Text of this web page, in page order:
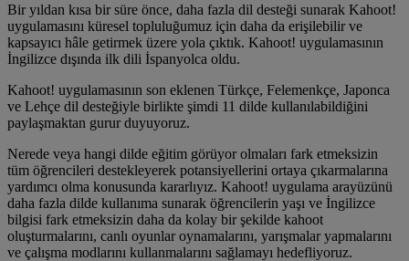
Bir yıldan kısa bir süre önce, daha fazla dil desteği sunarak Kahoot!
uygulamasını küresel topluluğumuz için daha da erişilebilir ve
kapsayıcı hâle getirmek üzere yola çıktık. Kahoot! uygulamasının
İngilizce dışında ilk dili İspanyolca oldu.
Kahoot! uygulamasının son eklenen Türkçe, Felemenkçe, Japonca
ve Lehçe dil desteğiyle birlikte şimdi 11 dilde kullanılabildiğini
paylaşmaktan gurur duyuyoruz.
Nerede veya hangi dilde eğitim görüyor olmaları fark etmeksizin
tüm öğrencileri destekleyerek potansiyellerini ortaya çıkarmalarına
yardımcı olma konusunda kararlıyız. Kahoot! uygulama arayüzünü
daha fazla dilde kullanıma sunarak öğrencilerin yaşı ve İngilizce
bilgisi fark etmeksizin daha da kolay bir şekilde kahoot
oluşturmalarını, canlı oyunlar oynamalarını, yarışmalar yapmalarını
ve çalışma modlarını kullanmalarını sağlamayı hedefliyoruz.